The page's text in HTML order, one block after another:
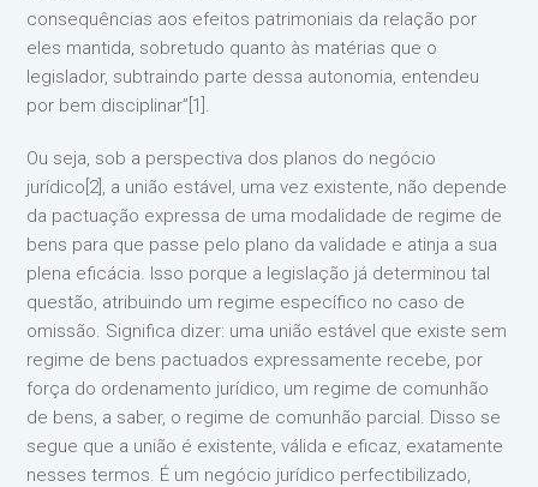
consequências aos efeitos patrimoniais da relação por
eles mantida, sobretudo quanto às matérias que o
legislador, subtraindo parte dessa autonomia, entendeu
por bem disciplinar”[1].
Ou seja, sob a perspectiva dos planos do negócio
jurídico[2], a união estável, uma vez existente, não depende
da pactuação expressa de uma modalidade de regime de
bens para que passe pelo plano da validade e atinja a sua
plena eficácia. Isso porque a legislação já determinou tal
questão, atribuindo um regime específico no caso de
omissão. Significa dizer: uma união estável que existe sem
regime de bens pactuados expressamente recebe, por
força do ordenamento jurídico, um regime de comunhão
de bens, a saber, o regime de comunhão parcial. Disso se
segue que a união é existente, válida e eficaz, exatamente
nesses termos. É um negócio jurídico perfectibilizado,